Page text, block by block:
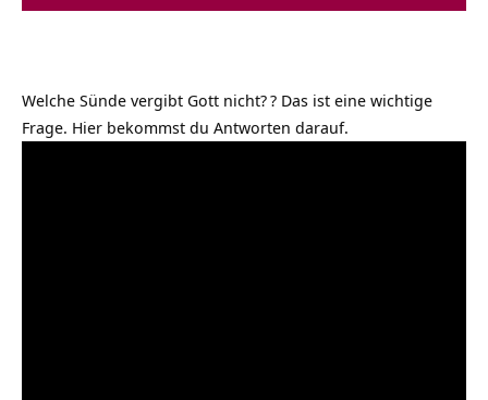
Welche Sünde vergibt Gott nicht?? Das ist eine wichtige
Frage. Hier bekommst du Antworten darauf.